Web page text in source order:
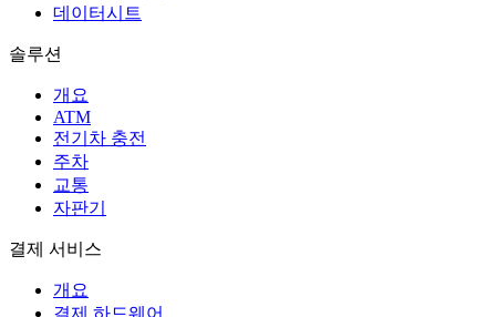
데이터시트
솔루션
개요
ATM
전기차 충전
주차
교통
자판기
결제 서비스
개요
결제 하드웨어